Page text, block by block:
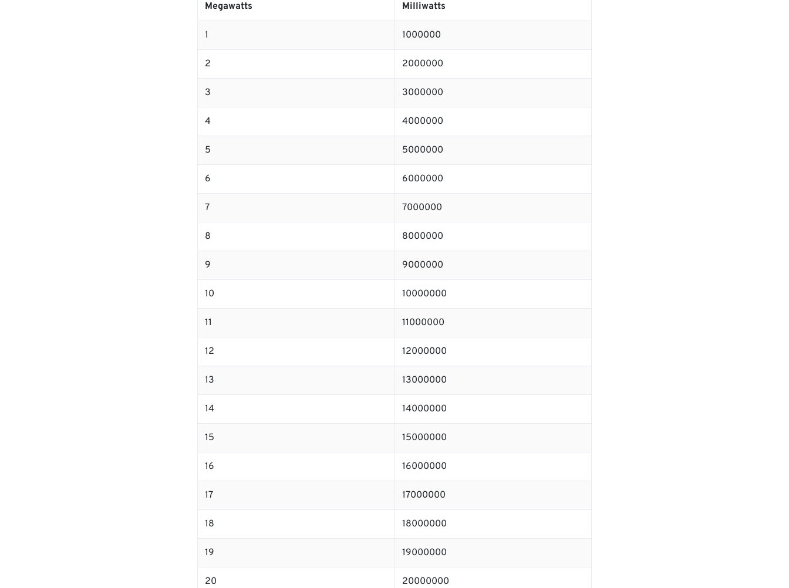
Megawatts Milliwatts
1 1000000
2 2000000
3 3000000
4 4000000
5 5000000
6 6000000
7 7000000
8 8000000
9 9000000
10 10000000
11 11000000
12 12000000
13 13000000
14 14000000
15 15000000
16 16000000
17 17000000
18 18000000
19 19000000
20 20000000